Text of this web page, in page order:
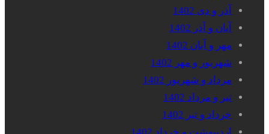
آذر و دی 1402
آبان و آذر 1402
مهر و آبان 1402
شهریور و مهر 1402
مرداد و شهریور 1402
تیر و مرداد 1402
خرداد و تیر 1402